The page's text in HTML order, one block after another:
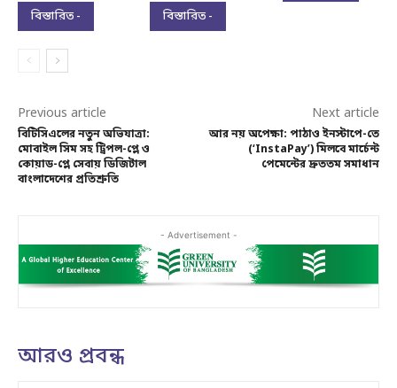
বিস্তারিত - বিস্তারিত -
Previous article
বিটিসিএলের নতুন অভিযাত্রা:
মোবাইল সিম সহ ট্রিপল-প্লে ও
কোয়াড-প্লে সেবায় ডিজিটাল
বাংলাদেশের প্রতিশ্রুতি
Next article
আর নয় অপেক্ষা: পাঠাও ইনস্টাপে-তে
(‘InstaPay’) মিলবে মার্চেন্ট
পেমেন্টের দ্রুততম সমাধান
- Advertisement -
আরও প্রবন্ধ